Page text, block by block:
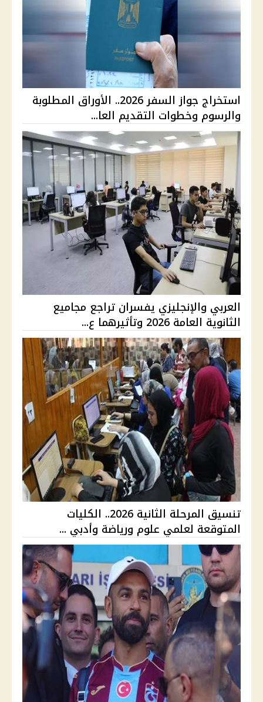
استخراج جواز السفر 2026.. الأوراق المطلوبة
والرسوم وخطوات التقديم العا...
العربي والإنجليزي يفسران تراجع مجاميع
الثانوية العامة 2026 وتأثيرهما ع...
تنسيق المرحلة الثانية 2026.. الكليات
المتوقعة لعلمي علوم ورياضة وأدبي ...